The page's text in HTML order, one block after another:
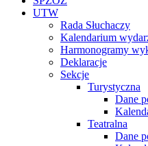
UTW
Rada Słuchaczy
Kalendarium
Harmonogramy
Deklaracje
Sekcje
Turystyczna
Dane
Teatralna
Dane